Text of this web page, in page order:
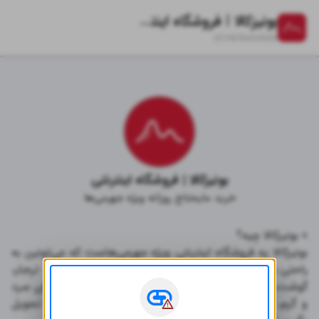
بونیزکالا | فروشگاه اینترنتی
bonizkala
بونیزکالا | فروشگاه اینترنتی
خرید مایحتاج روزانه ویژه جهرمی‌ها